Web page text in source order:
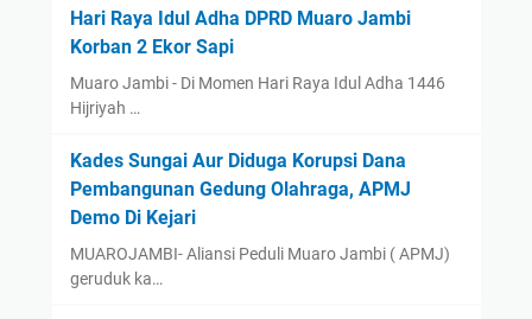
Hari Raya Idul Adha DPRD Muaro Jambi
Korban 2 Ekor Sapi
Muaro Jambi - Di Momen Hari Raya Idul Adha 1446
Hijriyah …
Kades Sungai Aur Diduga Korupsi Dana
Pembangunan Gedung Olahraga, APMJ
Demo Di Kejari
MUAROJAMBI- Aliansi Peduli Muaro Jambi ( APMJ)
geruduk ka…